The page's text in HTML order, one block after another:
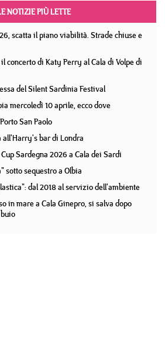
NOTIZIE PIÙ LETTE
scatta il piano viabilità. Strade chiuse e
concerto di Katy Perry al Cala di Volpe di
del Silent Sardinia Festival
mercoledì 10 aprile, ecco dove
San Paolo
all'Harry's bar di Londra
Sardegna 2026 a Cala dei Sardi
sotto sequestro a Olbia
dal 2018 al servizio dell'ambiente
in mare a Cala Ginepro, si salva dopo